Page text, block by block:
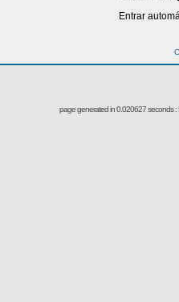
Entrar
page generated in 0.020627 seconds :